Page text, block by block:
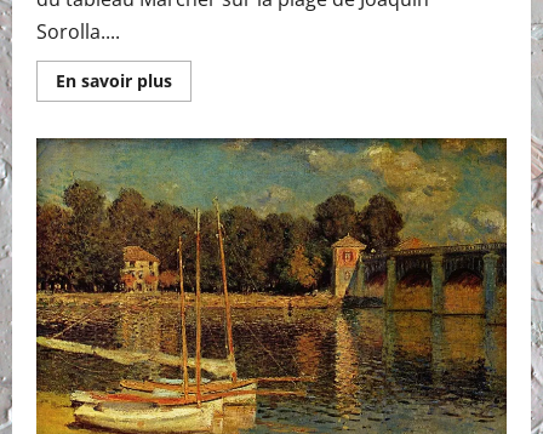
Sorolla....
En savoir plusEn
savoir
Toile
n°35
Marcher
sur
la
plage
Joaquin
Sorolla